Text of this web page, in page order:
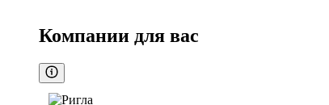
Компании для вас